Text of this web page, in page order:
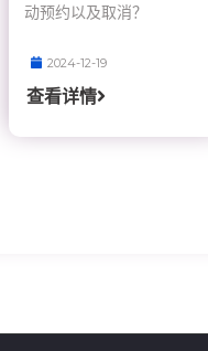
动预约以及取消？
2024-12-19
查看详情